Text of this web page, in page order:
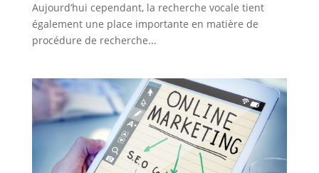
Aujourd’hui cependant, la recherche vocale tient
également une place importante en matière de
procédure de recherche...